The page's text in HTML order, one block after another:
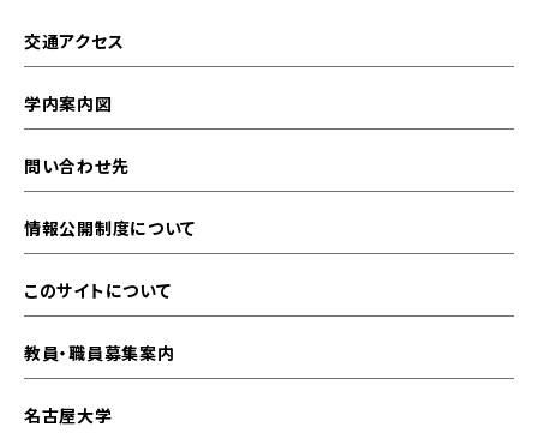
交通アクセス
学内案内図
問い合わせ先
情報公開制度について
このサイトについて
教員・職員募集案内
名古屋大学